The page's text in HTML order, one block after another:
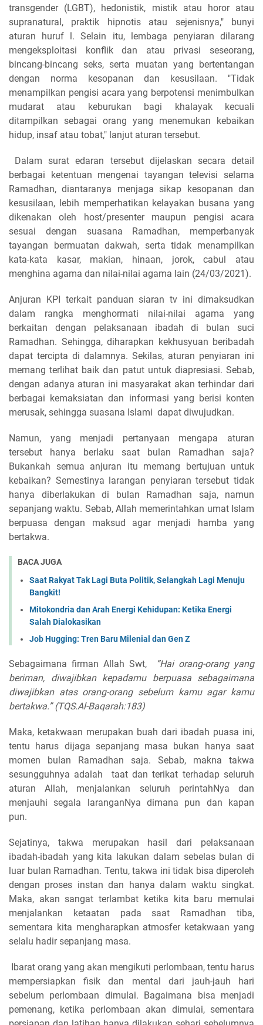
transgender (LGBT), hedonistik, mistik atau horor atau
supranatural, praktik hipnotis atau sejenisnya," bunyi
aturan huruf l. Selain itu, lembaga penyiaran dilarang
mengeksploitasi konflik dan atau privasi seseorang,
bincang-bincang seks, serta muatan yang bertentangan
dengan norma kesopanan dan kesusilaan. "Tidak
menampilkan pengisi acara yang berpotensi menimbulkan
mudarat atau keburukan bagi khalayak kecuali
ditampilkan sebagai orang yang menemukan kebaikan
hidup, insaf atau tobat," lanjut aturan tersebut.
Dalam surat edaran tersebut dijelaskan secara detail
berbagai ketentuan mengenai tayangan televisi selama
Ramadhan, diantaranya menjaga sikap kesopanan dan
kesusilaan, lebih memperhatikan kelayakan busana yang
dikenakan oleh host/presenter maupun pengisi acara
sesuai dengan suasana Ramadhan, memperbanyak
tayangan bermuatan dakwah, serta tidak menampilkan
kata-kata kasar, makian, hinaan, jorok, cabul atau
menghina agama dan nilai-nilai agama lain (24/03/2021).
Anjuran KPI terkait panduan siaran tv ini dimaksudkan
dalam rangka menghormati nilai-nilai agama yang
berkaitan dengan pelaksanaan ibadah di bulan suci
Ramadhan. Sehingga, diharapkan kekhusyuan beribadah
dapat tercipta di dalamnya. Sekilas, aturan penyiaran ini
memang terlihat baik dan patut untuk diapresiasi. Sebab,
dengan adanya aturan ini masyarakat akan terhindar dari
berbagai kemaksiatan dan informasi yang berisi konten
merusak, sehingga suasana Islami dapat diwujudkan.
Namun, yang menjadi pertanyaan mengapa aturan
tersebut hanya berlaku saat bulan Ramadhan saja?
Bukankah semua anjuran itu memang bertujuan untuk
kebaikan? Semestinya larangan penyiaran tersebut tidak
hanya diberlakukan di bulan Ramadhan saja, namun
sepanjang waktu. Sebab, Allah memerintahkan umat Islam
berpuasa dengan maksud agar menjadi hamba yang
bertakwa.
BACA JUGA
Saat Rakyat Tak Lagi Buta Politik, Selangkah Lagi Menuju
Bangkit!
Mitokondria dan Arah Energi Kehidupan: Ketika Energi
Salah Dialokasikan
Job Hugging: Tren Baru Milenial dan Gen Z
Sebagaimana firman Allah Swt,
”Hai orang-orang yang
beriman, diwajibkan kepadamu berpuasa sebagaimana
diwajibkan atas orang-orang sebelum kamu agar kamu
bertakwa.” (TQS.Al-Baqarah:183)
Maka, ketakwaan merupakan buah dari ibadah puasa ini,
tentu harus dijaga sepanjang masa bukan hanya saat
momen bulan Ramadhan saja. Sebab, makna takwa
sesungguhnya adalah taat dan terikat terhadap seluruh
aturan Allah, menjalankan seluruh perintahNya dan
menjauhi segala laranganNya dimana pun dan kapan
pun.
Sejatinya, takwa merupakan hasil dari pelaksanaan
ibadah-ibadah yang kita lakukan dalam sebelas bulan di
luar bulan Ramadhan. Tentu, takwa ini tidak bisa diperoleh
dengan proses instan dan hanya dalam waktu singkat.
Maka, akan sangat terlambat ketika kita baru memulai
menjalankan ketaatan pada saat Ramadhan tiba,
sementara kita mengharapkan atmosfer ketakwaan yang
selalu hadir sepanjang masa.
Ibarat orang yang akan mengikuti perlombaan, tentu harus
mempersiapkan fisik dan mental dari jauh-jauh hari
sebelum perlombaan dimulai. Bagaimana bisa menjadi
pemenang, ketika perlombaan akan dimulai, sementara